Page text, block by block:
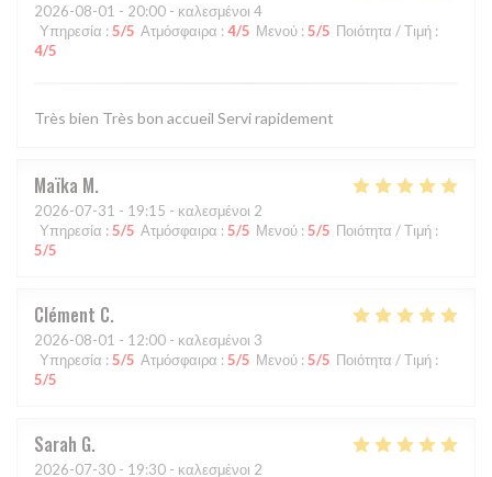
2026-08-01 - 20:00 - καλεσμένοι 4
Υπηρεσία : 5/5 Ατμόσφαιρα : 4/5 Μενού : 5/5 Ποιότητα / Τιμή :
4/5
Très bien Très bon accueil Servi rapidement
Maïka M
2026-07-31 - 19:15 - καλεσμένοι 2
Υπηρεσία : 5/5 Ατμόσφαιρα : 5/5 Μενού : 5/5 Ποιότητα / Τιμή :
5/5
Clément C
2026-08-01 - 12:00 - καλεσμένοι 3
Υπηρεσία : 5/5 Ατμόσφαιρα : 5/5 Μενού : 5/5 Ποιότητα / Τιμή :
5/5
Sarah G
2026-07-30 - 19:30 - καλεσμένοι 2